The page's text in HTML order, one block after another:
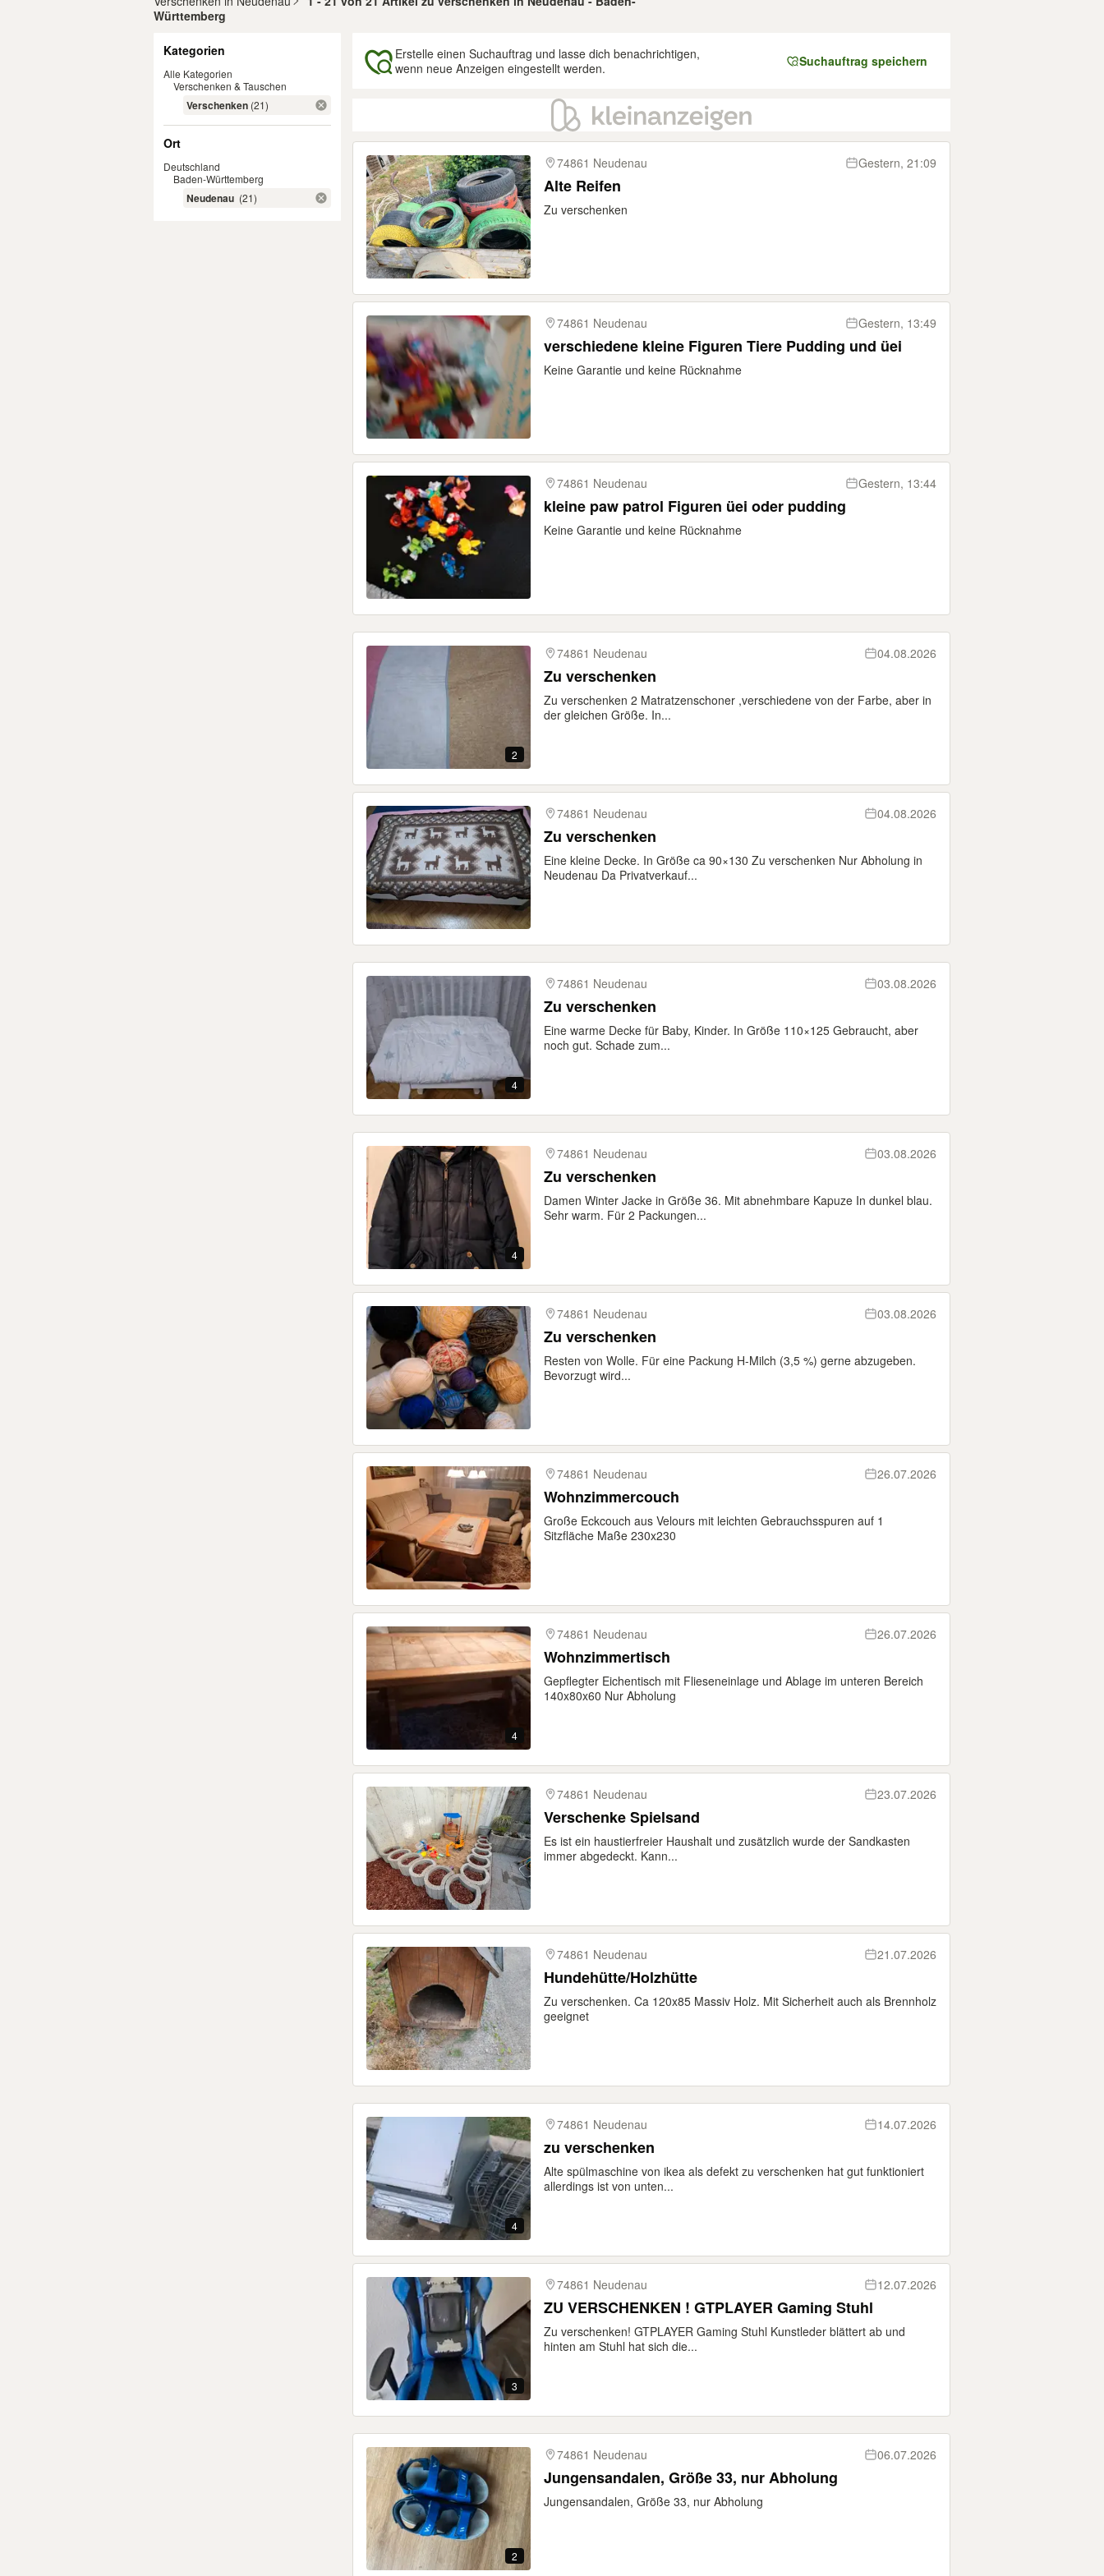
Württemberg
Kategorien
Alle Kategorien
Verschenken & Tauschen
Verschenken (21)
Ort
Deutschland
Baden-Württemberg
Neudenau (21)
Erstelle einen Suchauftrag und lasse dich benachrichtigen,
wenn neue Anzeigen eingestellt werden.
Suchauftrag speichern
Ergebnisse
74861 Neudenau
Gestern, 21:09
Alte Reifen
Zu verschenken
74861 Neudenau Gestern, 13:49
verschiedene kleine Figuren Tiere Pudding und üei
Keine Garantie und keine Rücknahme
74861 Neudenau Gestern, 13:44
kleine paw patrol Figuren üei oder pudding
Keine Garantie und keine Rücknahme
2
74861 Neudenau 04.08.2026
Zu verschenken
Zu verschenken 2 Matratzenschoner ,verschiedene von der Farbe, aber in
der gleichen Größe. In...
74861 Neudenau 04.08.2026
Zu verschenken
Eine kleine Decke. In Größe ca 90×130 Zu verschenken Nur Abholung in
Neudenau Da Privatverkauf...
4
74861 Neudenau 03.08.2026
Zu verschenken
Eine warme Decke für Baby, Kinder. In Größe 110×125 Gebraucht, aber
noch gut. Schade zum...
4
74861 Neudenau 03.08.2026
Zu verschenken
Damen Winter Jacke in Größe 36. Mit abnehmbare Kapuze In dunkel blau.
Sehr warm. Für 2 Packungen...
74861 Neudenau 03.08.2026
Zu verschenken
Resten von Wolle. Für eine Packung H-Milch (3,5 %) gerne abzugeben.
Bevorzugt wird...
74861 Neudenau 26.07.2026
Wohnzimmercouch
Große Eckcouch aus Velours mit leichten Gebrauchsspuren auf 1
Sitzfläche Maße 230x230
4
74861 Neudenau 26.07.2026
Wohnzimmertisch
Gepflegter Eichentisch mit Flieseneinlage und Ablage im unteren Bereich
140x80x60 Nur Abholung
74861 Neudenau 23.07.2026
Verschenke Spielsand
Es ist ein haustierfreier Haushalt und zusätzlich wurde der Sandkasten
immer abgedeckt. Kann...
74861 Neudenau 21.07.2026
Hundehütte/Holzhütte
Zu verschenken. Ca 120x85 Massiv Holz. Mit Sicherheit auch als Brennholz
geeignet
4
74861 Neudenau 14.07.2026
zu verschenken
Alte spülmaschine von ikea als defekt zu verschenken hat gut funktioniert
allerdings ist von unten...
3
74861 Neudenau 12.07.2026
ZU VERSCHENKEN ! GTPLAYER Gaming Stuhl
Zu verschenken! GTPLAYER Gaming Stuhl Kunstleder blättert ab und
hinten am Stuhl hat sich die...
2
74861 Neudenau 06.07.2026
Jungensandalen, Größe 33, nur Abholung
Jungensandalen, Größe 33, nur Abholung